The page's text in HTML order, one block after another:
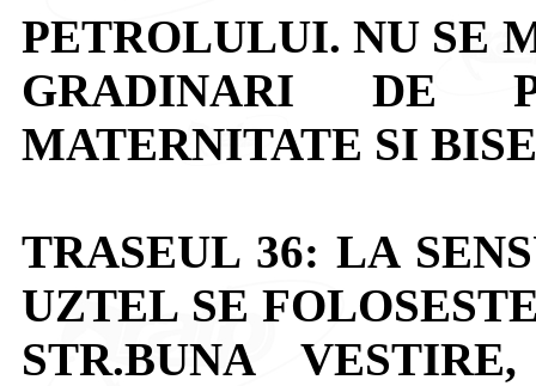
PETROLULUI. NU SE
GRADINARI DE
MATERNITATE SI
TRASEUL 36: LA
UZTEL SE
STR.BUNA